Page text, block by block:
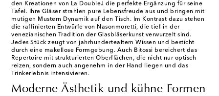
den Kreationen von La DoubleJ die perfekte Ergänzung für seine
Tafel. Ihre Gläser strahlen pure Lebensfreude aus und bringen mit
mutigen Mustern Dynamik auf den Tisch. Im Kontrast dazu stehen
die raffinierten Entwürfe von Nasonmoretti, die tief in der
venezianischen Tradition der Glasbläserkunst verwurzelt sind.
Jedes Stück zeugt von jahrhundertealtem Wissen und besticht
durch eine makellose Formgebung. Auch Bitossi bereichert das
Repertoire mit strukturierten Oberflächen, die nicht nur optisch
reizen, sondern auch angenehm in der Hand liegen und das
Trinkerlebnis intensivieren.
Moderne Ästhetik und kühne Formen